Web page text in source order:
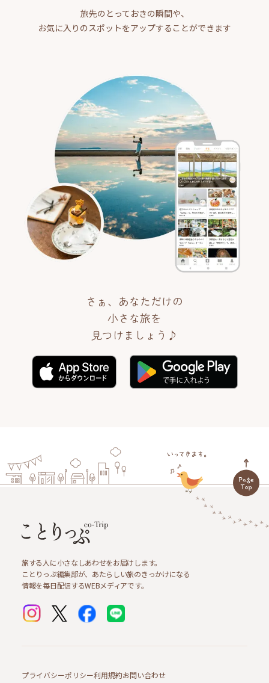
旅先のとっておきの瞬間や、
お気に入りのスポットをアップすることができます
さぁ、あなただけの
小さな旅を
見つけましょう♪
旅する人に小さなしあわせをお届けします。
ことりっぷ編集部が、あたらしい旅のきっかけになる
情報を毎日配信するWEBメディアです。
プライバシーポリシー利用規約お問い合わせ